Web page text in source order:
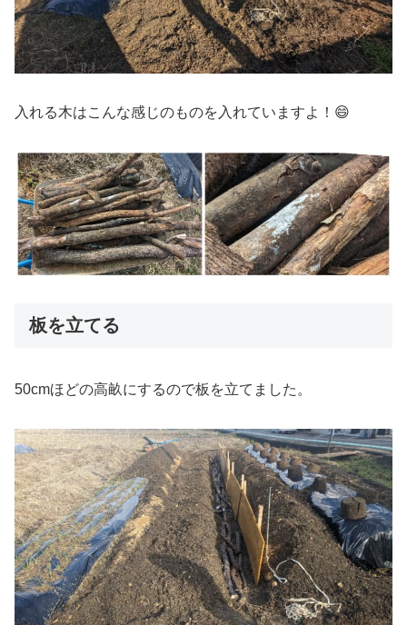
入れる木はこんな感じのものを入れていますよ！😄
板を立てる
50cmほどの高畝にするので板を立てました。